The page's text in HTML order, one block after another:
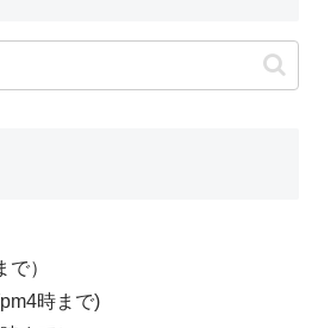
）
時まで)